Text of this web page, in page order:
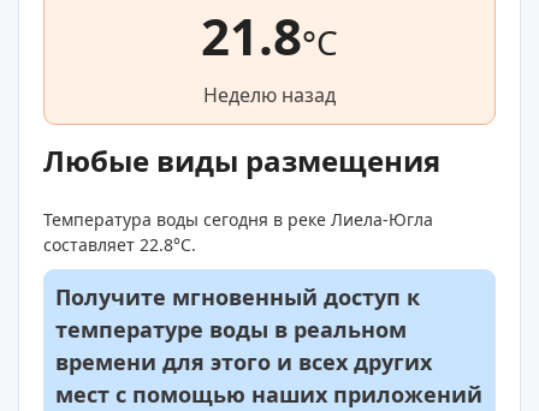
21.8°C
Неделю назад
Любые виды размещения
Температура воды сегодня в реке Лиела-Югла
составляет 22.8°C.
Получите мгновенный доступ к
температуре воды в реальном
времени для этого и всех других
мест с помощью наших приложений